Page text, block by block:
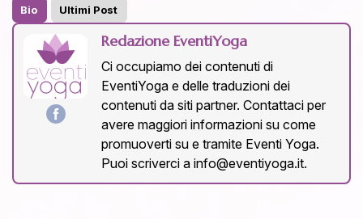
Bio Ultimi Post
Redazione EventiYoga
Ci occupiamo dei contenuti di
EventiYoga e delle traduzioni dei
contenuti da siti partner. Contattaci per
avere maggiori informazioni su come
promuoverti su e tramite Eventi Yoga.
Puoi scriverci a info@eventiyoga.it.